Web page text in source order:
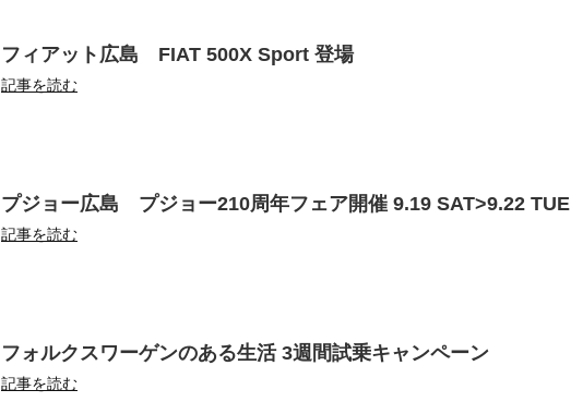
フィアット広島 FIAT 500X Sport 登場
記事を読む
プジョー広島 プジョー210周年フェア開催 9.19 SAT>9.22 TUE
記事を読む
フォルクスワーゲンのある生活 3週間試乗キャンペーン
記事を読む